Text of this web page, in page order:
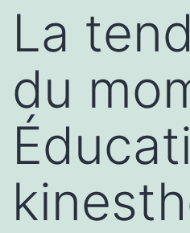
La
du